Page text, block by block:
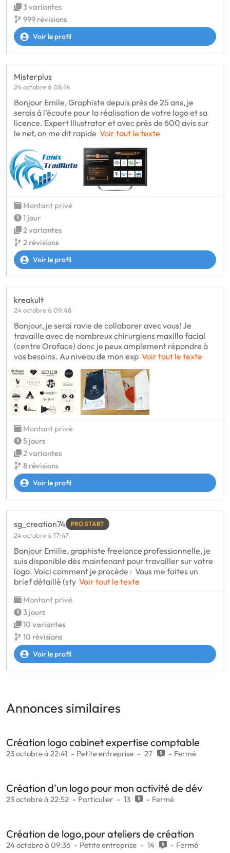
3 variantes
999 révisions
Voir le profil
Misterplus
24 octobre à 08:14
Bonjour Emile, Graphiste depuis près de 25 ans, je
serais à l’écoute pour la réalisation de votre logo et sa
licence. Expert Illustrator et avec près de 600 avis sur
le net, on me dit rapide Voir tout le texte
Montant privé
1 jour
2 variantes
2 révisions
Voir le profil
kreakult
24 octobre à 09:48
Bonjour, je serai ravie de collaborer avec vous! Je
travaille avec de nombreux chirurgiens maxillo facial
(centre Oroface) donc je peux amplement répondre à
vos besoins. Au niveau de mon exp Voir tout le texte
Montant privé
5 jours
2 variantes
8 révisions
Voir le profil
sg_creation74 PRO START
24 octobre à 17:47
Bonjour Emilie, graphiste freelance professionnelle, je
suis disponible dès maintenant pour travailler sur votre
logo. Voici comment je procède : Vous me faites un
brief détaillé (sty Voir tout le texte
Montant privé
3 jours
10 variantes
10 révisions
Voir le profil
Annonces similaires
Création logo cabinet expertise comptable
23 octobre à 22:41 Petite entreprise 27 Fermé
Création d'un logo pour mon activité de dév
23 octobre à 22:52 Particulier 13 Fermé
Création de logo,pour ateliers de création
24 octobre à 09:36 Petite entreprise 14 Fermé